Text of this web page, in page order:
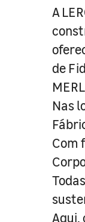
A
de
Nas
Com
Aqui,